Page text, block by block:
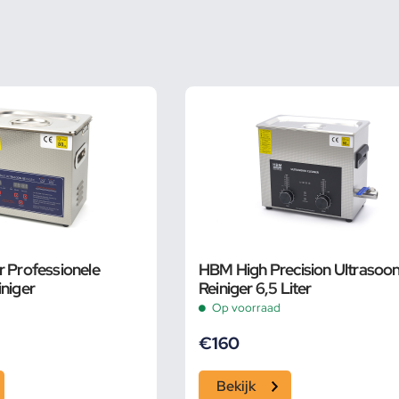
Professionele
HBM High Precision
Reiniger 6,5 Liter
Op voorraad
€160
Bekijk